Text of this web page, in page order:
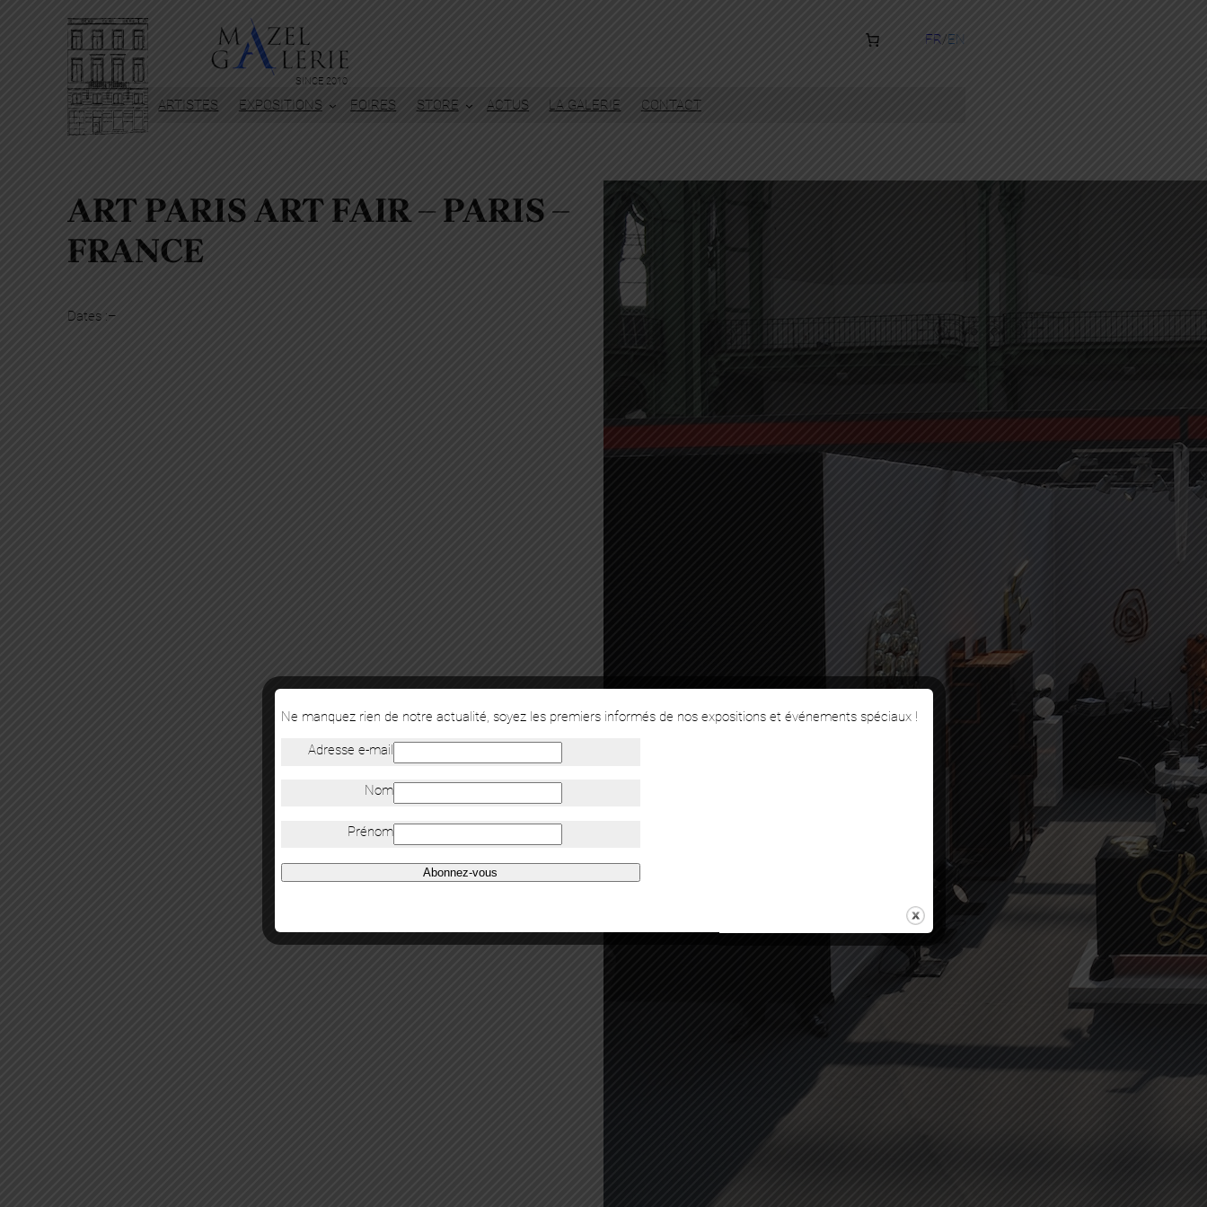
SINCE 2010
FR EN
ARTISTES EXPOSITIONS FOIRES STORE ACTUS LA GALERIE CONTACT
ART PARIS ART FAIR – PARIS –
FRANCE
Dates :–
Ne manquez rien de notre actualité, soyez les premiers informés de nos expositions et événements spéciaux !
Adresse e-mail
Nom
Prénom
Abonnez-vous